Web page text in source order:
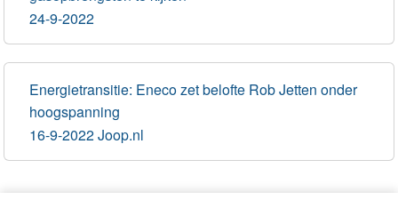
24-9-2022
Energietransitie: Eneco zet belofte Rob Jetten onder
hoogspanning
16-9-2022 Joop.nl